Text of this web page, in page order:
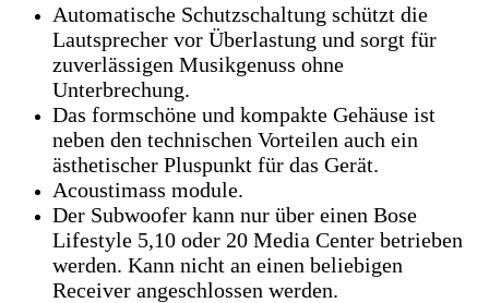
Automatische Schutzschaltung schützt die
Lautsprecher vor Überlastung und sorgt für
zuverlässigen Musikgenuss ohne
Unterbrechung.
Das formschöne und kompakte Gehäuse ist
neben den technischen Vorteilen auch ein
ästhetischer Pluspunkt für das Gerät.
Acoustimass module.
Der Subwoofer kann nur über einen Bose
Lifestyle 5,10 oder 20 Media Center betrieben
werden. Kann nicht an einen beliebigen
Receiver angeschlossen werden.